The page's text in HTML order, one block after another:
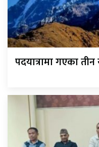
पदयात्रामा गएका